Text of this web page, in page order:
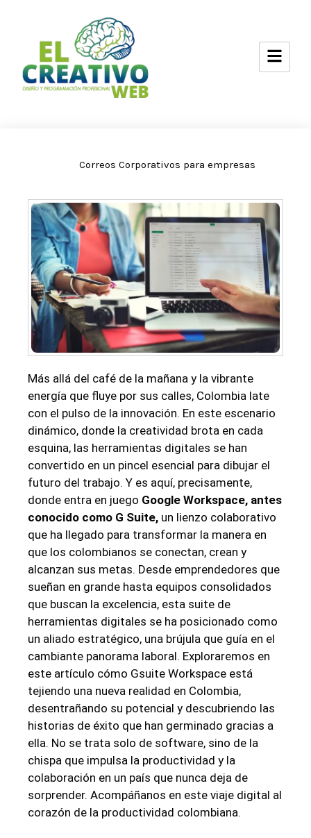
contenido
Correos Corporativos para empresas
Más allá del café de la mañana y la vibrante
energía que fluye por sus calles, Colombia late
con el pulso de ⁢la innovación. En este escenario
dinámico, donde ‍la creatividad brota en⁣ cada
esquina,‌ las herramientas ‌digitales ⁣se han
convertido en un pincel⁢ esencial ⁤para⁣ dibujar el
futuro del trabajo. Y es aquí, ‌precisamente,
donde entra en⁣ juego Google Workspace, antes
conocido como⁢ G Suite, un lienzo‍ colaborativo‌
que ha ​llegado para transformar la manera en​
que los colombianos se conectan, crean y
alcanzan sus metas.‍ Desde emprendedores que
‌sueñan en ⁢grande hasta⁣ equipos ‍consolidados
que‌ buscan la excelencia, esta suite de
herramientas digitales se ha posicionado como
un aliado⁤ estratégico, una brújula que guía en el
cambiante panorama laboral. Exploraremos⁣ en​
este artículo cómo Gsuite Workspace está
tejiendo una nueva realidad‍ en Colombia,
desentrañando su potencial‌ y descubriendo las
historias de éxito que han germinado gracias a⁣
ella. No se trata solo de‍ software, sino de la
chispa que impulsa ​la productividad y la⁣
colaboración en ​un ⁣país que nunca deja de⁣
sorprender. ‌Acompáñanos en este viaje digital al
corazón de la productividad colombiana.